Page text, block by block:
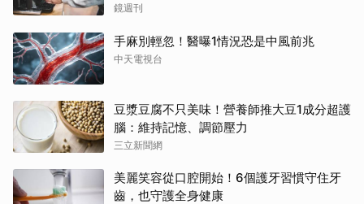
鏡週刊
手麻別輕忽！醫曝1情況恐是中風前兆
中天電視台
豆漿豆腐不只美味！營養師推大豆1成分超護
腦：維持記憶、調節壓力
三立新聞網
美麗笑容從口腔開始！6個護牙習慣守住牙
齒，也守護全身健康